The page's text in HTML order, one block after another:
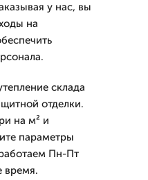
у нас, вы
на
склада
отделки.
на м² и
параметры
Пн-Пт
время.